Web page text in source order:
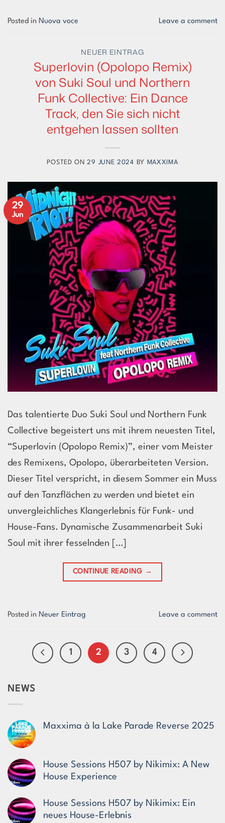
Posted in Nuova voce Leave a comment
NEUER EINTRAG
Superlovin (Opolopo Remix)
von Suki Soul und Northern
Funk Collective: Ein Dance
Track, den Sie sich nicht
entgehen lassen sollten
POSTED ON29 JUNE 2024 BY MAXXIMA
29
Jun
Das talentierte Duo Suki Soul und Northern Funk
Collective begeistert uns mit ihrem neuesten Titel,
“Superlovin (Opolopo Remix)”, einer vom Meister
des Remixens, Opolopo, überarbeiteten Version.
Dieser Titel verspricht, in diesem Sommer ein Muss
auf den Tanzflächen zu werden und bietet ein
unvergleichliches Klangerlebnis für Funk- und
House-Fans. Dynamische Zusammenarbeit Suki
Soul mit ihrer fesselnden […]
CONTINUE READING →
Posted in Neuer Eintrag Leave a comment
1 2 3 4
NEWS
Maxxima à la Lake Parade Reverse 2025
Maxxima
la
Reverse
House Sessions H507 by Nikimix: A New
House Experience
on
House
Sessions
House Sessions H507 by Nikimix: Ein
neues House-Erlebnis